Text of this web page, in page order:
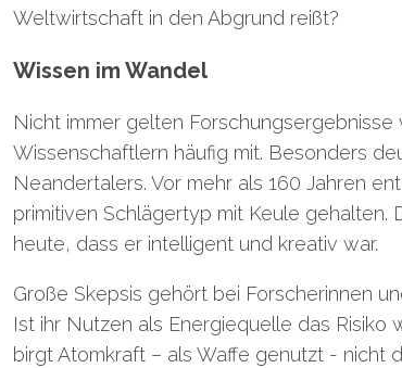
Weltwirtschaft in den Abgrund reißt?
Wissen im Wandel
Nicht immer gelten
Wissenschaftlern häufig mit. Besonders
Neandertalers. Vor mehr als 160 Jahren
primitiven Schlägertyp mit Keule
heute, dass er intelligent und kreativ war.
Große Skepsis gehört bei Forscherinnen
Ist ihr Nutzen als Energiequelle das Risiko
birgt Atomkraft – als Waffe genutzt - nicht